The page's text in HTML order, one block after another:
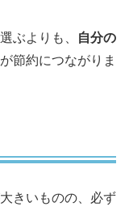
ぶよりも、
自分の
が節約につながりま
きいものの、必ず